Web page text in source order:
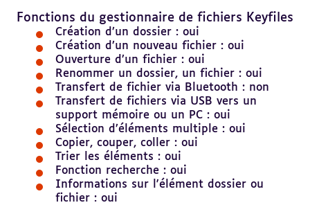
Fonctions du gestionnaire de fichiers Keyfiles
Création d’un dossier : oui
Création d’un nouveau fichier : oui
Ouverture d’un fichier : oui
Renommer un dossier, un fichier : oui
Transfert de fichier via Bluetooth : non
Transfert de fichiers via USB vers un
support mémoire ou un PC : oui
Sélection d’éléments multiple : oui
Copier, couper, coller : oui
Trier les éléments : oui
Fonction recherche : oui
Informations sur l'élément dossier ou
fichier : oui
au
sommaire